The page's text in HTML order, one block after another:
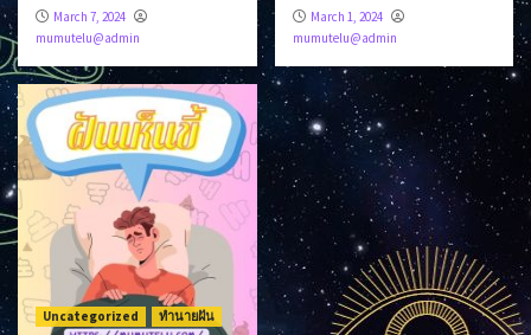
March 7, 2024
mumutelu@admin
March 1, 2024
mumutelu@admin
Uncategorized ทำนายฝัน